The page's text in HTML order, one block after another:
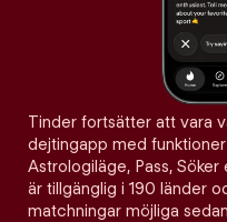
Tinder fortsätter att vara
dejtingapp med
Astrologiläge, Pass,
är tillgänglig i 190 länder
matchningar möjliga